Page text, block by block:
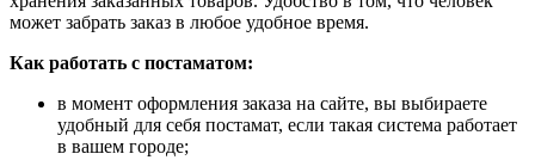
может забрать заказ в любое удобное время.
Как работать с постаматом:
в момент оформления заказа на сайте, вы выбираете
удобный для себя постамат, если такая система работает
в вашем городе;